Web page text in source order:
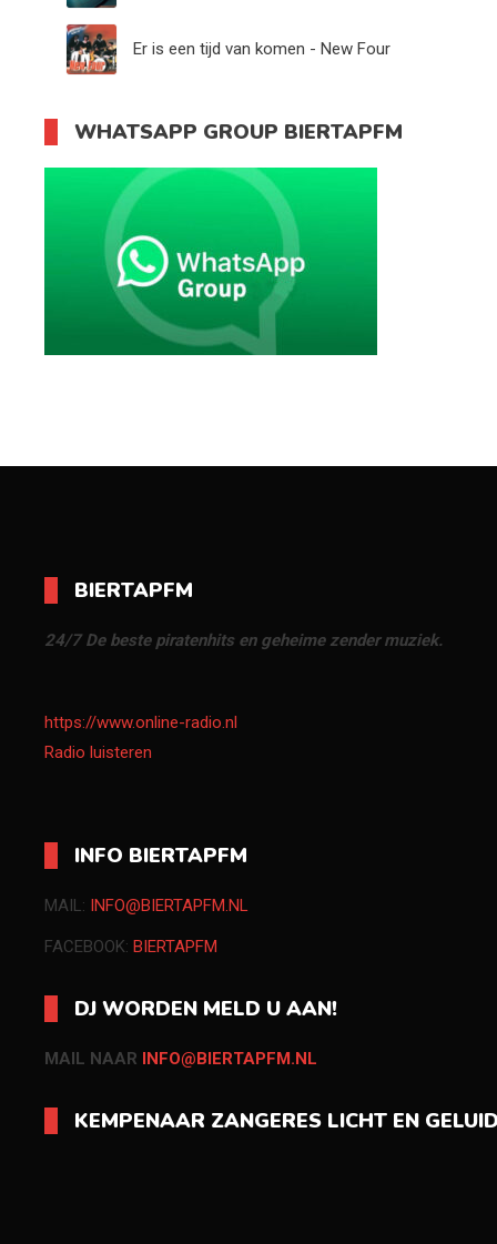
Er is een tijd van komen - New Four
WHATSAPP GROUP BIERTAPFM
BIERTAPFM
24/7 De beste piratenhits en geheime zender muziek.
https://www.online-radio.nl
Radio luisteren
INFO BIERTAPFM
MAIL: INFO@BIERTAPFM.NL
FACEBOOK: BIERTAPFM
DJ WORDEN MELD U AAN!
MAIL NAAR INFO@BIERTAPFM.NL
KEMPENAAR ZANGERES LICHT EN